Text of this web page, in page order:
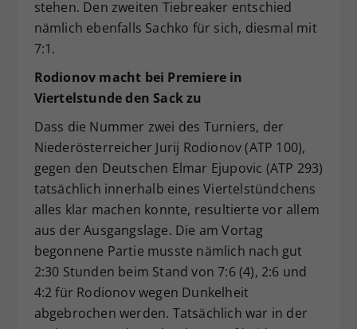
stehen. Den zweiten Tiebreaker entschied
nämlich ebenfalls Sachko für sich, diesmal mit
7:1.
Rodionov macht bei Premiere in
Viertelstunde den Sack zu
Dass die Nummer zwei des Turniers, der
Niederösterreicher Jurij Rodionov (ATP 100),
gegen den Deutschen Elmar Ejupovic (ATP 293)
tatsächlich innerhalb eines Viertelstündchens
alles klar machen konnte, resultierte vor allem
aus der Ausgangslage. Die am Vortag
begonnene Partie musste nämlich nach gut
2:30 Stunden beim Stand von 7:6 (4), 2:6 und
4:2 für Rodionov wegen Dunkelheit
abgebrochen werden. Tatsächlich war in der